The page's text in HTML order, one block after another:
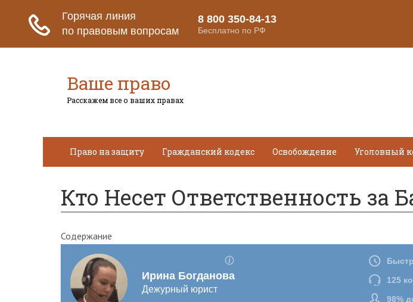
Ваше право
Расскажем все о ваших правах
Право на защиту Гражданский кодекс Освобождение Уголовный
Кто Несет Ответственность за
Содержание